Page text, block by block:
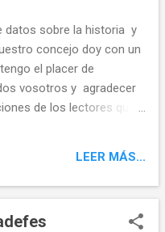
datos sobre la historia y
concejo doy con un
el placer de
vosotros y agradecer
de los lectores que
concejo, empezamos ....
busquedas doy
FIESTAS REGIONALES DE
LEER MÁS...